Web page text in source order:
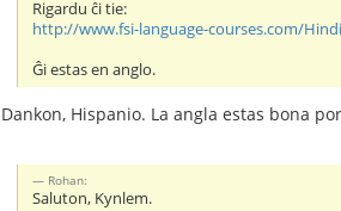
Rigardu ĉi tie:
http://www.fsi-language-courses.com/
Ĝi estas en anglo.
Dankon, Hispanio. La angla estas bona
Rohan:
Saluton, Kynlem.